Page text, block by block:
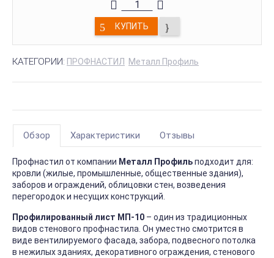
КУПИТЬ
КАТЕГОРИИ: ПРОФНАСТИЛ Металл Профиль
Обзор Характеристики Отзывы
Профнастил от компании Металл Профильподходит для:
кровли (жилые, промышленные, общественные здания),
заборов и ограждений, облицовки стен, возведения
перегородок и несущих конструкций.
Профилированный лист МП-10 – один из традиционных
видов стенового профнастила. Он уместно смотрится в
виде вентилируемого фасада, забора, подвесного потолка
в нежилых зданиях, декоративного ограждения, стенового